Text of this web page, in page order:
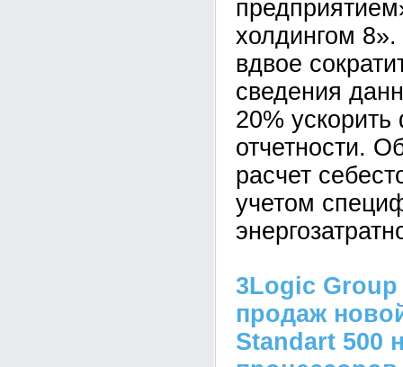
холдингом
вдвое
сведения
20%
отчетности.
расчет
учетом
3Logic Group
продаж
Standart 500